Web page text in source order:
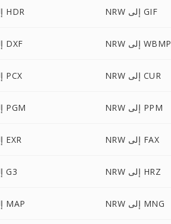
NRW إلى HDR NRW إلى GIF
NRW إلى DXF NRW إلى WBMP
NRW إلى PCX NRW إلى CUR
NRW إلى PGM NRW إلى PPM
NRW إلى EXR NRW إلى FAX
NRW إلى G3 NRW إلى HRZ
NRW إلى MAP NRW إلى MNG